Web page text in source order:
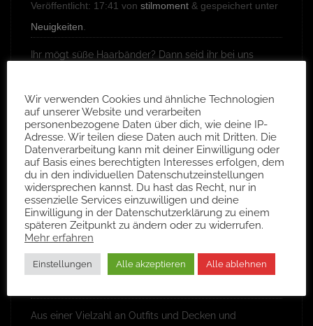
Veröffentlicht: 17:41 von stilmoment & gespeichert unter
Neuigkeiten
Ihr mögt süße Haarbänder? Dann seid ihr bei uns
DECKEN UND
ACCESSOIRES
Veröffentlicht: 17:46vonstilmoment
gespeichert unter
Aus einer Vielzahl an Outfits und Decken und
Wir verwenden Cookies und ähnliche Technologien
auf unserer Website und verarbeiten
personenbezogene Daten über dich, wie deine IP-
Adresse. Wir teilen diese Daten auch mit Dritten. Die
Datenverarbeitung kann mit deiner Einwilligung oder
auf Basis eines berechtigten Interesses erfolgen, dem
du in den individuellen Datenschutzeinstellungen
widersprechen kannst. Du hast das Recht, nur in
essenzielle Services einzuwilligen und deine
Einwilligung in der Datenschutzerklärung zu einem
späteren Zeitpunkt zu ändern oder zu widerrufen.
Mehr erfahren
Einstellungen Alle akzeptieren Alle ablehnen